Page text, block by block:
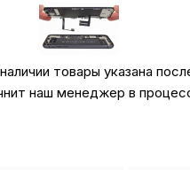
товары указана
наш менеджер в